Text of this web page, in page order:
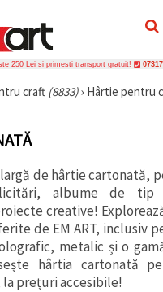
250 Lei si primesti transport gratuit!
craft (8833)› Hârtie pentru
largă de hârtie cartonată,
albume de tip
creative!
de EM ART, inclusiv
metalic și o
hârtia cartonată
prețuri accesibile!